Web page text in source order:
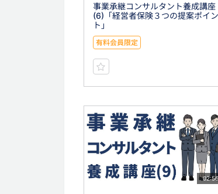
事業承継コンサルタント養成講座
(6)「経営者保険３つの提案ポイン
ト」
有料会員限定
02:56